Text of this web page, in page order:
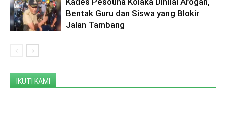
Bentak Guru dan Siswa yang Blokir
Jalan Tambang
IKUTI KAMI